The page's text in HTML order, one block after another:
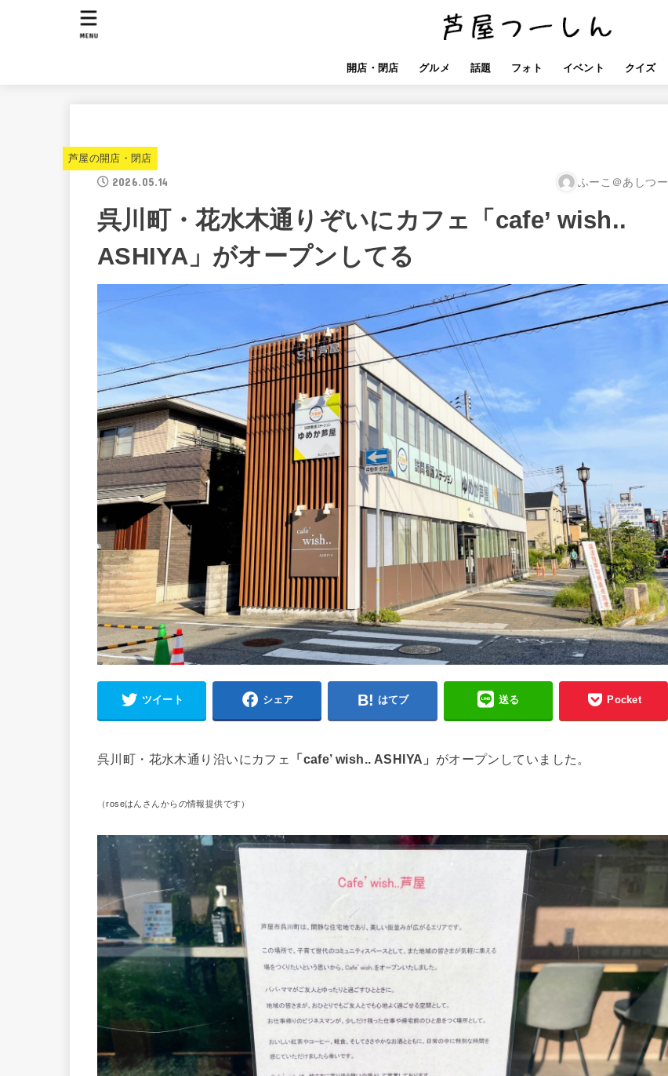
開店・閉店 グルメ 話題 フォト イベント クイズ
MENU
芦屋の開店・閉店
2026.05.14 ふーこ＠あしつー
呉川町・花水木通りぞいにカフェ「cafe’ wish..
ASHIYA」がオープンしてる
ツイート シェア はてブ 送る Pocket
呉川町・花水木通り沿いにカフェ 「cafe’ wish.. ASHIYA」 がオープンしていました。
（roseはんさんからの情報提供です）